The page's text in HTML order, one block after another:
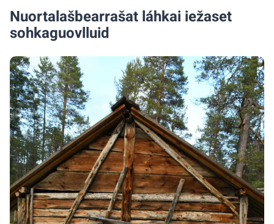
Nuortalašbearrašat láhkai iežaset
sohkaguovlluid